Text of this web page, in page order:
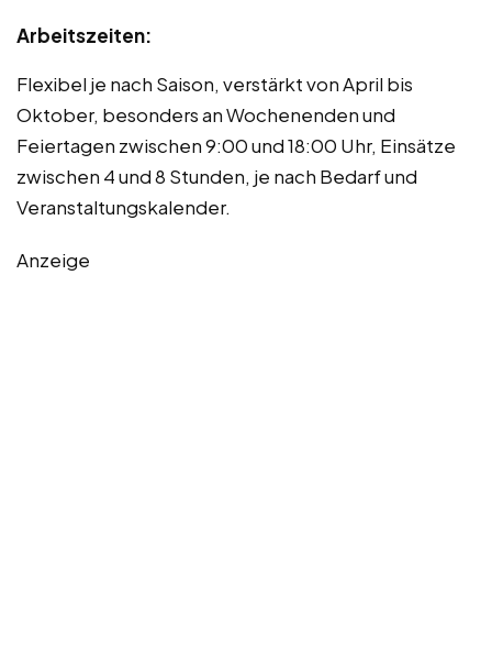
Arbeitszeiten:
Flexibel je nach Saison, verstärkt von April bis
Oktober, besonders an Wochenenden und
Feiertagen zwischen 9:00 und 18:00 Uhr, Einsätze
zwischen 4 und 8 Stunden, je nach Bedarf und
Veranstaltungskalender.
Anzeige